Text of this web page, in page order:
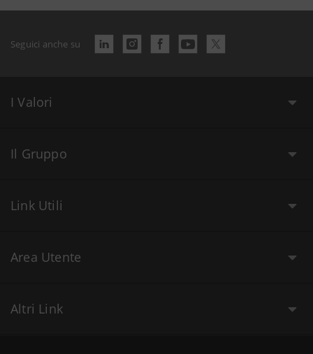
Seguici anche su
I Valori
Il Gruppo
Link Utili
Area Utente
Altri Link